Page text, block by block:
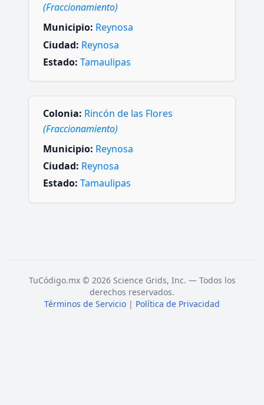
(Fraccionamiento)
Municipio: Reynosa
Ciudad: Reynosa
Estado: Tamaulipas
Colonia: Rincón de las Flores
(Fraccionamiento)
Municipio: Reynosa
Ciudad: Reynosa
Estado: Tamaulipas
TuCódigo.mx © 2026 Science Grids, Inc. — Todos los
derechos reservados.
Términos de Servicio | Política de Privacidad